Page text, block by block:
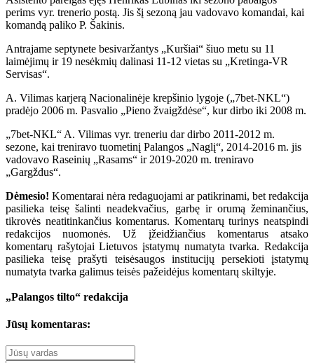
perims vyr. trenerio postą. Jis šį sezoną jau vadovavo komandai, kai
komandą paliko P. Šakinis.
Antrajame septynete besivaržantys „Kuršiai“ šiuo metu su 11
laimėjimų ir 19 nesėkmių dalinasi 11-12 vietas su „Kretinga-VR
Servisas“.
A. Vilimas karjerą Nacionalinėje krepšinio lygoje („7bet-NKL“)
pradėjo 2006 m. Pasvalio „Pieno žvaigždėse“, kur dirbo iki 2008 m.
„7bet-NKL“ A. Vilimas vyr. treneriu dar dirbo 2011-2012 m.
sezone, kai treniravo tuometinį Palangos „Naglį“, 2014-2016 m. jis
vadovavo Raseinių „Rasams“ ir 2019-2020 m. treniravo
„Gargždus“.
Dėmesio! Komentarai nėra redaguojami ar patikrinami, bet redakcija
pasilieka teisę šalinti neadekvačius, garbę ir orumą žeminančius,
tikrovės neatitinkančius komentarus. Komentarų turinys neatspindi
redakcijos nuomonės. Už įžeidžiančius komentarus atsako
komentarų rašytojai Lietuvos įstatymų numatyta tvarka. Redakcija
pasilieka teisę prašyti teisėsaugos institucijų persekioti įstatymų
numatyta tvarka galimus teisės pažeidėjus komentarų skiltyje.
„Palangos tilto“ redakcija
Jūsų komentaras: